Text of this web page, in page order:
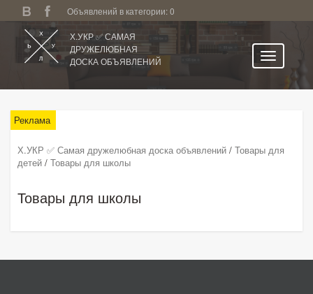
Объявлений в категории: 0
Х.УКР ✅ САМАЯ
ДРУЖЕЛЮБНАЯ
ДОСКА ОБЪЯВЛЕНИЙ
Никополь
Избранное
Поиск по сайту
Реклама
Х.УКР ✅ Самая дружелюбная доска объявлений / Товары для
детей / Товары для школы
Товары для школы